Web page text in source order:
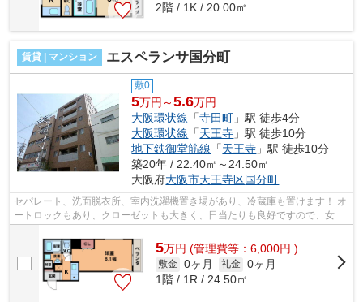
2階 / 1K / 20.00㎡
賃貸 | マンション エスペランサ国分町
敷0
5万円～5.6万円
大阪環状線 「寺田町 」駅 徒歩4分
大阪環状線 「天王寺 」駅 徒歩10分
地下鉄御堂筋線 「天王寺 」駅 徒歩10分
築20年 / 22.40㎡～24.50㎡
大阪府大阪市天王寺区国分町
セパレート、洗面脱衣所、室内洗濯機置き場があり、冷蔵庫も置けます！ オ
ートロックもあり、クローゼットも大きく、日当たりも良好ですので、女性
にもオススメのお部屋になっており...
5万円 (管理費等：6,000円 )
敷金 0ヶ月 礼金 0ヶ月
1階 / 1R / 24.50㎡